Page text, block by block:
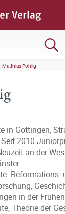
Matthias Pohlig
in Göttingen,
2010
an der
Reformations-
in der
Theorie der